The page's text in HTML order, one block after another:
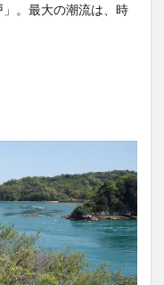
。最大の潮流は、時